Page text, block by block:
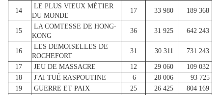
14
LE PLUS VIEUX MÉTIER
DU MONDE
17 33 980 189 368
15
LA COMTESSE DE HONG-
KONG
36 31 925 642 243
16
LES DEMOISELLES DE
ROCHEFORT
31 30 311 731 243
17 JEU DE MASSACRE 12 29 060
109 032
18
J'AI TUÉ RASPOUTINE 6 28 006
93 725
19
GUERRE ET PAIX 25 26 425 804 169